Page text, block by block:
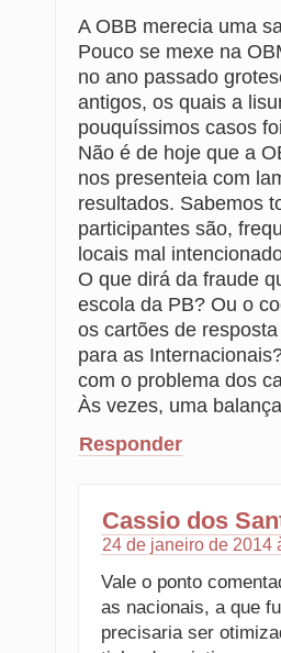
A OBB merecia uma
Pouco se mexe na
no ano passado
antigos, os quais a
pouquíssimos casos
Não é de hoje que a
nos presenteia com
resultados. Sabemos
participantes são,
locais mal
O que dirá da fraude
escola da PB? Ou o
os cartões de
para as
com o problema dos
Às vezes, uma
Responder
Cassio dos
24 de janeiro de 2014
Vale o ponto
as nacionais, a que
precisaria ser